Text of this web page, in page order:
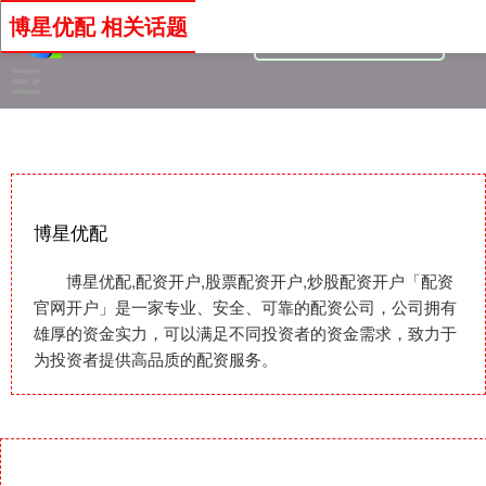
博星优配
博星优配,配资开户,股票配资开户,炒股配资开户「配资
官网开户」是一家专业、安全、可靠的配资公司，公司拥有
雄厚的资金实力，可以满足不同投资者的资金需求，致力于
为投资者提供高品质的配资服务。
博星优配 相关话题